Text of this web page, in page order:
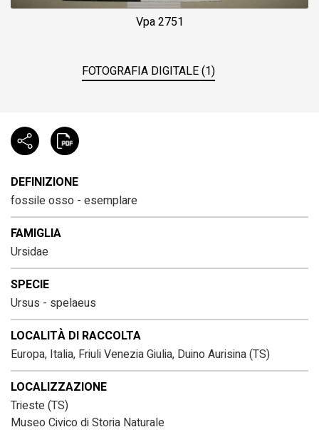
Vpa 2751
FOTOGRAFIA DIGITALE (1)
DEFINIZIONE
fossile osso - esemplare
FAMIGLIA
Ursidae
SPECIE
Ursus - spelaeus
LOCALITÀ DI RACCOLTA
Europa, Italia, Friuli Venezia Giulia, Duino Aurisina (TS)
LOCALIZZAZIONE
Trieste (TS)
Museo Civico di Storia Naturale